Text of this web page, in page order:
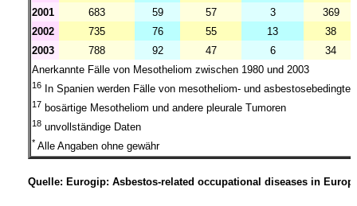
2001
683 59 57 3
369
2002
735 76 55 13
38
2003
788 92 47 6
34
Anerkannte Fälle von Mesotheliom zwischen 1980 und 2003
16 In Spanien werden Fälle von mesotheliom- und
17 bosärtige Mesotheliom und andere pleurale Tumoren
18 unvollständige Daten
* Alle Angaben ohne gewähr
Quelle: Eurogip: Asbestos-related occupational diseases in